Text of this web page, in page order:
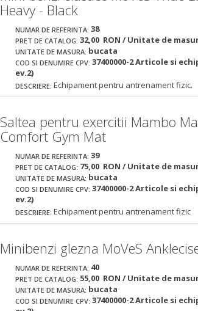
Heavy - Black
NUMAR DE REFERINTA: 38
PRET DE CATALOG: 32,00 RON / Unitate de
UNITATE DE MASURA: bucata
COD SI DENUMIRE CPV: 37400000-2 Articole si
ev.2)
DESCRIERE: Echipament pentru antrenament fizic.
Saltea pentru exercitii Mambo
Comfort Gym Mat
NUMAR DE REFERINTA: 39
PRET DE CATALOG: 75,00 RON / Unitate de
UNITATE DE MASURA: bucata
COD SI DENUMIRE CPV: 37400000-2 Articole si
ev.2)
DESCRIERE: Echipament pentru antrenament fizic
Minibenzi glezna MoVeS
NUMAR DE REFERINTA: 40
PRET DE CATALOG: 55,00 RON / Unitate de
UNITATE DE MASURA: bucata
COD SI DENUMIRE CPV: 37400000-2 Articole si